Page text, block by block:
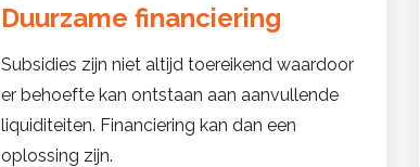
Duurzame financiering
Subsidies zijn niet altijd toereikend waardoor
er behoefte kan ontstaan aan aanvullende
liquiditeiten. Financiering kan dan een
oplossing zijn.